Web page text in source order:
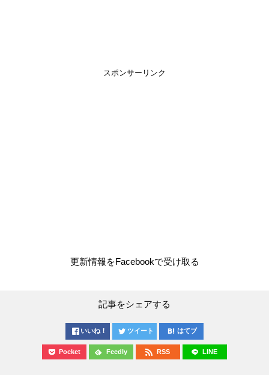
スポンサーリンク
更新情報をFacebookで受け取る
記事をシェアする
いいね！ ツイート はてブ
Pocket Feedly RSS LINE